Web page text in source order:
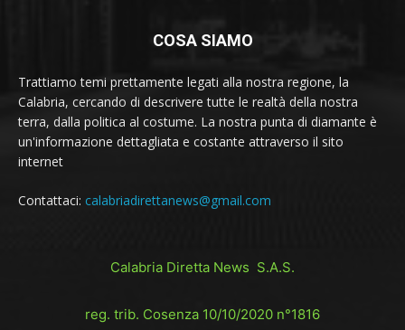
COSA SIAMO
Trattiamo temi prettamente legati alla nostra regione, la
Calabria, cercando di descrivere tutte le realtà della nostra
terra, dalla politica al costume. La nostra punta di diamante è
un'informazione dettagliata e costante attraverso il sito
internet
Contattaci: calabriadirettanews@gmail.com
Calabria Diretta News S.A.S.
reg. trib. Cosenza 10/10/2020 n°1816